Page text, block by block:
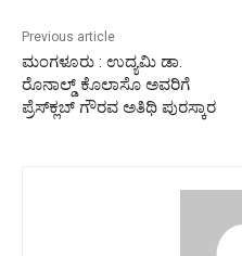
Previous article
ಮಂಗಳೂರು : ಉದ್ಯಮಿ ಡಾ.
ರೊನಾಲ್ಡ್ ಕೊಲಾಸೊ ಅವರಿಗೆ
ಪ್ರೆಸ್‌ಕ್ಲಬ್ ಗೌರವ ಅತಿಥಿ ಪುರಸ್ಕಾರ